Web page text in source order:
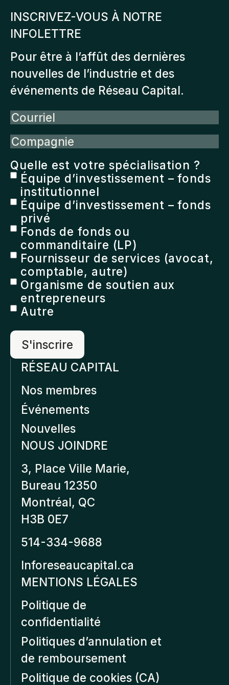
INSCRIVEZ-VOUS À NOTRE
INFOLETTRE
Pour être à l’affût des dernières
nouvelles de l’industrie et des
événements de Réseau Capital.
Courriel
Compagnie
Quelle est votre spécialisation ?
Équipe d’investissement – fonds
institutionnel
Équipe d’investissement – fonds
privé
Fonds de fonds ou
commanditaire (LP)
Fournisseur de services (avocat,
comptable, autre)
Organisme de soutien aux
entrepreneurs
Autre
RÉSEAU CAPITAL
Nos membres
Événements
Nouvelles
NOUS JOINDRE
3, Place Ville Marie,
Bureau 12350
Montréal, QC
H3B 0E7
514-334-9688
Inforeseaucapital.ca
MENTIONS LÉGALES
Politique de
confidentialité
Politiques d’annulation et
de remboursement
Politique de cookies (CA)